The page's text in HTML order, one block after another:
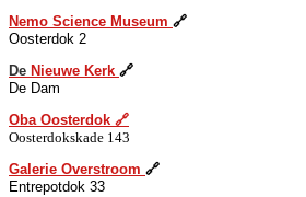
Nemo Science Museum 🔗
Oosterdok 2
De N ieuwe Kerk 🔗
De Dam
Oba Oosterdok 🔗
Oosterdokskade 143
Galerie Overstroom 🔗
Entrepotdok 33